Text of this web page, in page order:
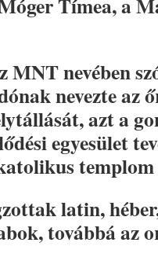
MNT nevében
nevezte az
azt a
egyesület
latin,
továbbá az